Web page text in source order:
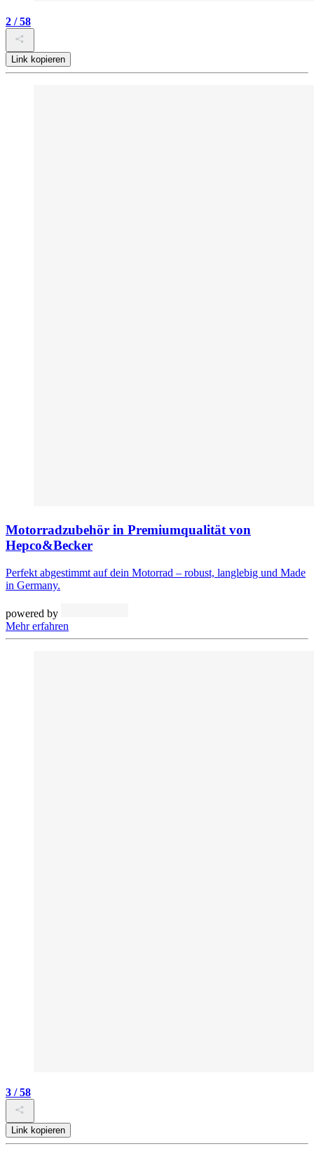
2 / 58
Link kopieren
Motorradzubehör in Premiumqualität von
Hepco&Becker
Perfekt abgestimmt auf dein Motorrad – robust, langlebig und Made
in Germany.
powered by
Mehr erfahren
3 / 58
Link kopieren